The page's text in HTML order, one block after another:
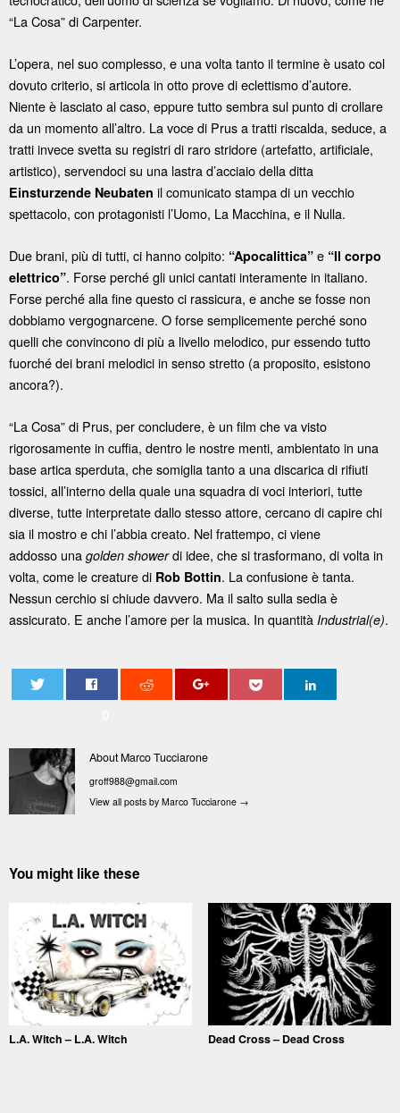
“La Cosa” di Carpenter.
L’opera, nel suo complesso, e una volta tanto il termine è usato col
dovuto criterio, si articola in otto prove di eclettismo d’autore.
Niente è lasciato al caso, eppure tutto sembra sul punto di crollare
da un momento all’altro. La voce di Prus a tratti riscalda, seduce, a
tratti invece svetta su registri di raro stridore (artefatto, artificiale,
artistico), servendoci su una lastra d’acciaio della ditta
Einsturzende Neubaten il comunicato stampa di un vecchio
spettacolo, con protagonisti l’Uomo, La Macchina, e il Nulla.
Due brani, più di tutti, ci hanno colpito: “Apocalittica” e “Il corpo
elettrico”. Forse perché gli unici cantati interamente in italiano.
Forse perché alla fine questo ci rassicura, e anche se fosse non
dobbiamo vergognarcene. O forse semplicemente perché sono
quelli che convincono di più a livello melodico, pur essendo tutto
fuorché dei brani melodici in senso stretto (a proposito, esistono
ancora?).
“La Cosa” di Prus, per concludere, è un film che va visto
rigorosamente in cuffia, dentro le nostre menti, ambientato in una
base artica sperduta, che somiglia tanto a una discarica di rifiuti
tossici, all’interno della quale una squadra di voci interiori, tutte
diverse, tutte interpretate dallo stesso attore, cercano di capire chi
sia il mostro e chi l’abbia creato. Nel frattempo, ci viene
addosso una golden showerdi idee, che si trasformano, di volta in
volta, come le creature di Rob Bottin. La confusione è tanta.
Nessun cerchio si chiude davvero. Ma il salto sulla sedia è
assicurato. E anche l’amore per la musica. In quantità Industrial(e).
About Marco Tucciarone
groff988@gmail.com
View all posts by Marco Tucciarone →
You might like these
L.A. Witch – L.A. Witch Dead Cross – Dead Cross